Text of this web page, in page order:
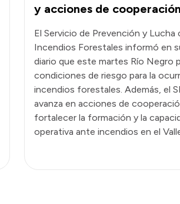
y acciones de cooperación
El Servicio de Prevención y Lucha
Incendios Forestales informó en
diario que este martes Río Negro
condiciones de riesgo para la
incendios forestales. Además, el
avanza en acciones de
fortalecer la formación y la
operativa ante incendios en el